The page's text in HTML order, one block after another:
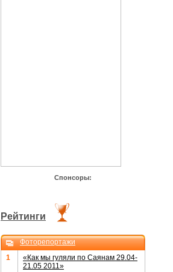
Спонсоры:
Рейтинги
Фоторепортажи
1
«Как мы гуляли по Саянам 29.04-
21.05 2011»